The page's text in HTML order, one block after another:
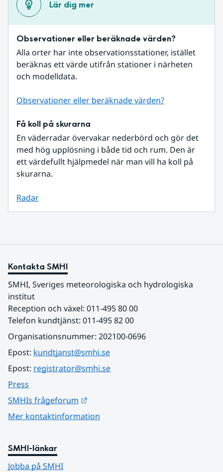
Lär dig mer
Observationer eller beräknade värden?
Alla orter har inte observationsstationer, istället
beräknas ett värde utifrån stationer i närheten
och modelldata.
Observationer eller beräknade värden?
Få koll på skurarna
En väderradar övervakar nederbörd och gör det
med hög upplösning i både tid och rum. Den är
ett värdefullt hjälpmedel när man vill ha koll på
skurarna.
Radar
Kontakta SMHI
SMHI, Sveriges meteorologiska och hydrologiska
institut
Reception och växel: 011-495 80 00
Telefon kundtjänst: 011-495 82 00
Organisationsnummer: 202100-0696
Epost: kundtjanst@smhi.se
Epost: registrator@smhi.se
Press
SMHIs frågeforum
Mer kontaktinformation
SMHI-länkar
Jobba på SMHI